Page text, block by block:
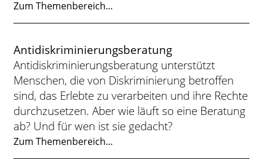
Zum Themenbereich...
Antidiskriminierungsberatung
Antidiskriminierungsberatung unterstützt
Menschen, die von Diskriminierung betroffen
sind, das Erlebte zu verarbeiten und ihre Rechte
durchzusetzen. Aber wie läuft so eine Beratung
ab? Und für wen ist sie gedacht?
Zum Themenbereich...